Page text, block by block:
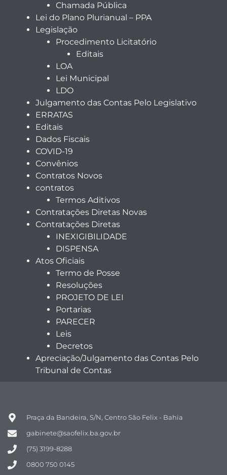
Chamada Pública
Lei do Plano Plurianual – PPA
Legislação
Procedimento Licitatório
Editais
LOA
Lei Municipal
LDO
Julgamento das Contas Pelo Legislativo
ERRATAS
Editais
Dados Fiscais
COVID-19
Convênios
Contratos Novos
contratos
Termos Aditivos
Contratações Diretas Novas
Contratações Diretas
INEXIGIBILIDADE
DISPENSA
Atos Oficiais
Termo de Posse
Resoluções
PROJETO DE LEI
Portarias
PARECER
Leis
Decretos
Apreciação/Julgamento das Contas Pelo
Tribunal de Contas
Praça da Bandeira, S/N, Centro São Felix - Bahia
gabinete@saofelix.ba.gov.br
(75) 3199-8288
0800 750 0145